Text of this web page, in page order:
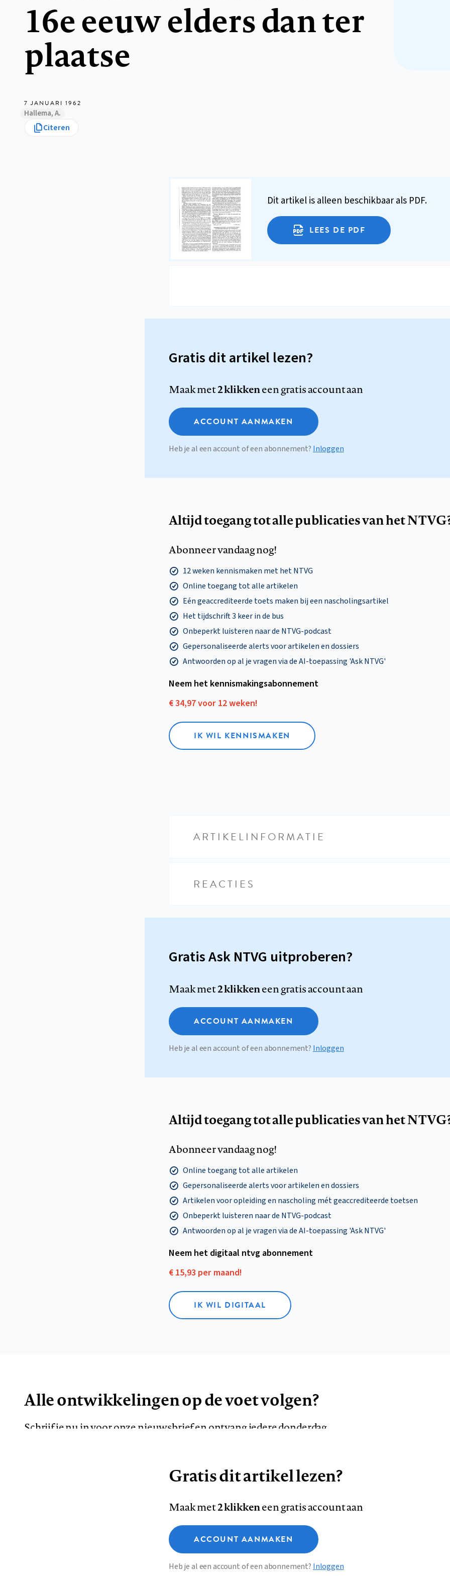
16e eeuw elders dan ter
plaatse
7 JANUARI 1962
Hallema, A.
Citeren
Dit artikel is alleen beschikbaar als PDF.
LEES DE PDF
Gratis dit artikel lezen?
Maak met2 klikkeneen gratis account aan
ACCOUNT AANMAKEN
Heb je al een account of een abonnement? Inloggen
Altijd toegang tot alle publicaties van het
Abonneer vandaag nog!
12 weken kennismaken met het NTVG
Online toegang tot alle artikelen
Eén geaccrediteerde toets maken bij een nascholingsartikel
Het tijdschrift 3 keer in de bus
Onbeperkt luisteren naar de NTVG-podcast
Gepersonaliseerde alerts voor artikelen en dossiers
Antwoorden op al je vragen via de AI-toepassing 'Ask NTVG'
Neem het kennismakings­abonnement
€ 34,97 voor 12 weken!
IK WIL KENNISMAKEN
ARTIKELINFORMATIE
REACTIES
Gratis Ask NTVG uitproberen?
Maak met2 klikkeneen gratis account aan
ACCOUNT AANMAKEN
Heb je al een account of een abonnement? Inloggen
Altijd toegang tot alle publicaties van het
Abonneer vandaag nog!
Online toegang tot alle artikelen
Gepersonaliseerde alerts voor artikelen en dossiers
Artikelen voor opleiding en nascholing mét geaccrediteerde toetsen
Onbeperkt luisteren naar de NTVG-podcast
Antwoorden op al je vragen via de AI-toepassing 'Ask NTVG'
Neem het digitaal ntvg abonnement
€ 15,93 per maand!
IK WIL DIGITAAL
Alle ontwikkelingen op de voet volgen?
Schrijf je nu in voor onze nieuwsbrief en ontvang iedere donderdag
AANMELDEN
Colofon Disclaimer Privacy About us
Deze site gebruikt cookies
Functionele cookies
Analytische cookies
Gratis dit artikel lezen?
Maak met2 klikkeneen gratis account aan
ACCOUNT AANMAKEN
Heb je al een account of een abonnement? Inloggen